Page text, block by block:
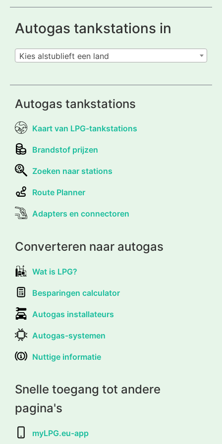
Autogas tankstations in
Kies alstublieft een land
Autogas tankstations
Kaart van LPG-tankstations
Brandstof prijzen
Zoeken naar stations
Route Planner
Adapters en connectoren
Converteren naar autogas
Wat is LPG?
Besparingen calculator
Autogas installateurs
Autogas-systemen
Nuttige informatie
Snelle toegang tot andere
pagina's
myLPG.eu-app